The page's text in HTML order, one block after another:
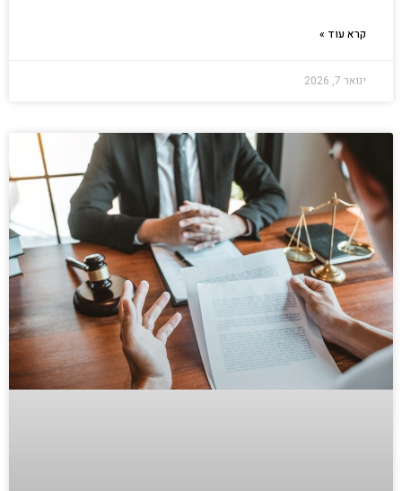
קרא עוד »
ינואר 7, 2026